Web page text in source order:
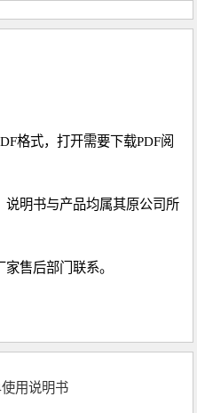
格式，打开需要下载PDF阅
说明书与产品均属其原公司所
售后部门联系。
用说明书